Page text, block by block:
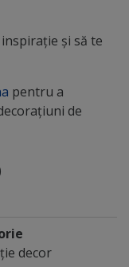
și să te
pentru a
de
decor